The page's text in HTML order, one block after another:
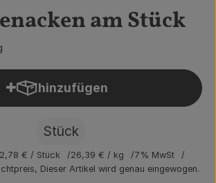
am Stück
hinzufügen
Produkt zum Warenkorb
Stück
€ / Stück 26,39 € / kg
7% MwSt
Dieser Artikel wird genau eingewogen.